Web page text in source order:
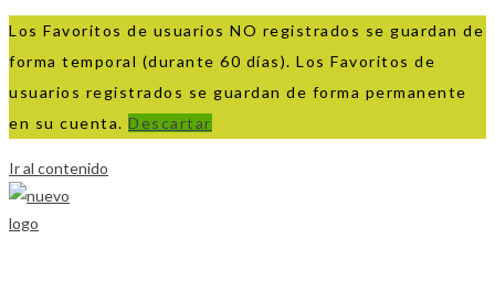
Los Favoritos de usuarios NO registrados se guardan de
forma temporal (durante 60 días). Los Favoritos de
usuarios registrados se guardan de forma permanente
en su cuenta. Descartar
Ir al contenido